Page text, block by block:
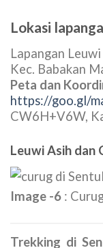
Lokasi
Lapangan
Kec. Babakan
Peta dan
https://goo.gl/
CW6H+V6W,
Leuwi Asih dan
Image -6 :
Trekking di